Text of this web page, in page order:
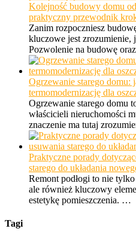
Kolejność budowy domu
praktyczny przewodnik
Zanim rozpoczniesz
kluczowe jest zrozumienie,
Pozwolenie na budowę
Ogrzewanie starego domu:
termomodernizację dla
Ogrzewanie starego domu
właścicieli nieruchomości
znaczenie ma tutaj
Praktyczne porady
starego do układania
Remont podłogi to nie
ale również kluczowy
estetykę pomieszczenia. …
Tagi